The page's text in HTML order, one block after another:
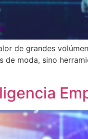
de grandes
moda, sino